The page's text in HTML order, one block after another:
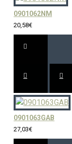
0901062NM
20,58€
0901063GAB
27,03€